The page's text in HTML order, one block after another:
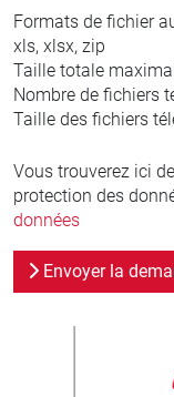
Formats de fichier
xls, xlsx, zip
Taille totale
Nombre de fichiers
Taille des fichiers
Vous trouverez ici
protection des
données
Envoyer la